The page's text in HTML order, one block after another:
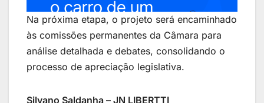
Na próxima etapa, o projeto será encaminhado
às comissões permanentes da Câmara para
análise detalhada e debates, consolidando o
processo de apreciação legislativa.
Silvano Saldanha – JN LIBERTTI